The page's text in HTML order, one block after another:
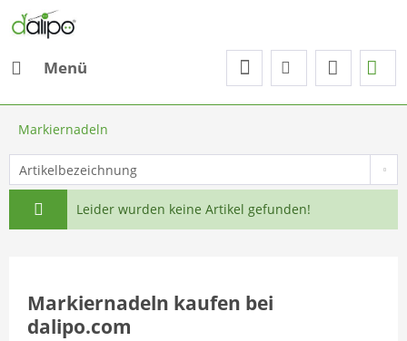
Menü
Markiernadeln
Leider wurden keine Artikel gefunden!
Markiernadeln kaufen bei
dalipo.com